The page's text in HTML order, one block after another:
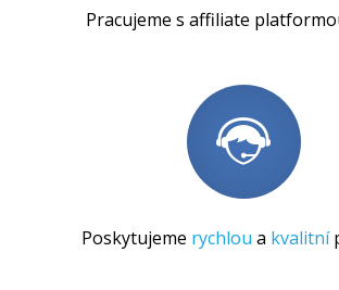
Pracujeme s affiliate
Poskytujeme rychlou a kvalitní